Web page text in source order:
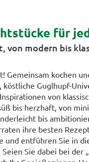
für
von modern bis
Gemeinsam kochen
köstliche Guglhupf-
von
bis herzhaft, von
bis
ihre besten
und entführen Sie in
Sie dabei bei der